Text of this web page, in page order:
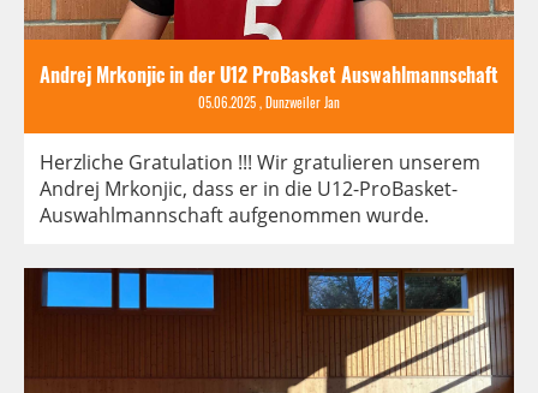
Andrej Mrkonjic in der U12 ProBasket Auswahlmannschaft
05.06.2025, Dunzweiler Jan
Herzliche Gratulation !!! Wir gratulieren unserem
Andrej Mrkonjic, dass er in die U12-ProBasket-
Auswahlmannschaft aufgenommen wurde.